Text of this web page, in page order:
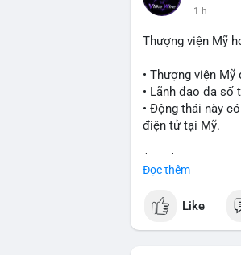
1 h
Thượng viện Mỹ
• Thượng viện
• Lãnh đạo đa số
• Động thái này
điện tử tại Mỹ.
📰 Nguồn:
Đọc thêm
Like